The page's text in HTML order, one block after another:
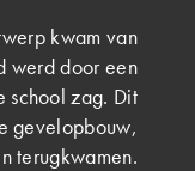
kwam van
werd door een
school zag. Dit
gevelopbouw,
terugkwamen.